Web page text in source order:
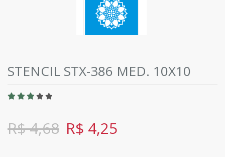
STENCIL STX-386 MED. 10X10
R$ 4,68 R$ 4,25